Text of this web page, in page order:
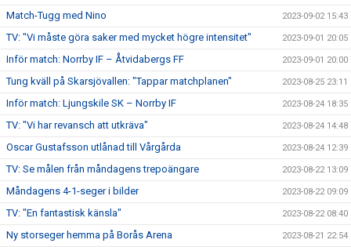
Match-Tugg med Nino 2023-09-02 15:43
TV: "Vi måste göra saker med mycket högre intensitet" 2023-09-01 20:05
Inför match: Norrby IF – Åtvidabergs FF 2023-09-01 20:00
Tung kväll på Skarsjövallen: "Tappar matchplanen" 2023-08-25 23:11
Inför match: Ljungskile SK – Norrby IF 2023-08-24 18:35
TV: "Vi har revansch att utkräva" 2023-08-24 14:48
Oscar Gustafsson utlånad till Vårgårda 2023-08-24 12:39
TV: Se målen från måndagens trepoängare 2023-08-22 13:09
Måndagens 4-1-seger i bilder 2023-08-22 09:09
TV: "En fantastisk känsla" 2023-08-22 08:40
Ny storseger hemma på Borås Arena 2023-08-21 22:54